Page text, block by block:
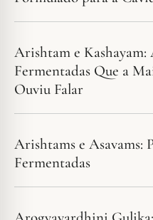
Arishtam e Kashayam:
Fermentadas Que a
Ouviu Falar
Arishtams e Asavams:
Fermentadas